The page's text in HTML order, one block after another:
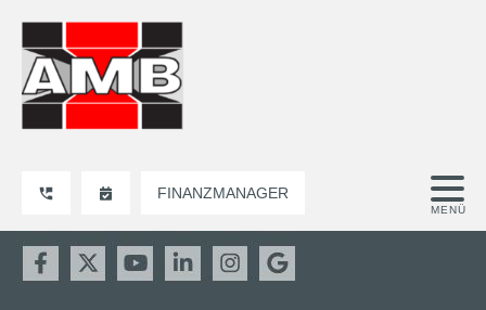
FINANZMANAGER